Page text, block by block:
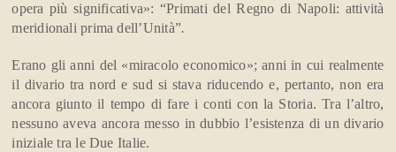
opera più significativa»: “Primati del Regno di Napoli: attività
meridionali prima dell’Unità”.
Erano gli anni del «miracolo economico»; anni in cui realmente
il divario tra nord e sud si stava riducendo e, pertanto, non era
ancora giunto il tempo di fare i conti con la Storia. Tra l’altro,
nessuno aveva ancora messo in dubbio l’esistenza di un divario
iniziale tra le Due Italie.